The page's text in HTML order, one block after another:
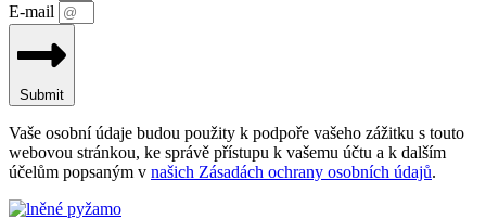
E-mail
Submit
Vaše osobní údaje budou použity k podpoře vašeho zážitku s touto
webovou stránkou, ke správě přístupu k vašemu účtu a k dalším
účelům popsaným v našich Zásadách ochrany osobních údajů.